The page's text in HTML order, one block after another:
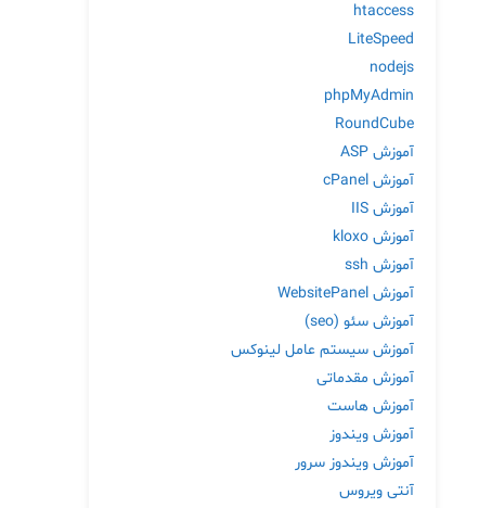
htaccess
LiteSpeed
nodejs
phpMyAdmin
RoundCube
آموزش ASP
آموزش cPanel
آموزش IIS
آموزش kloxo
آموزش ssh
آموزش WebsitePanel
آموزش سئو (seo)
آموزش سیستم عامل لینوکس
آموزش مقدماتی
آموزش هاست
آموزش ویندوز
آموزش ویندوز سرور
آنتی ویروس